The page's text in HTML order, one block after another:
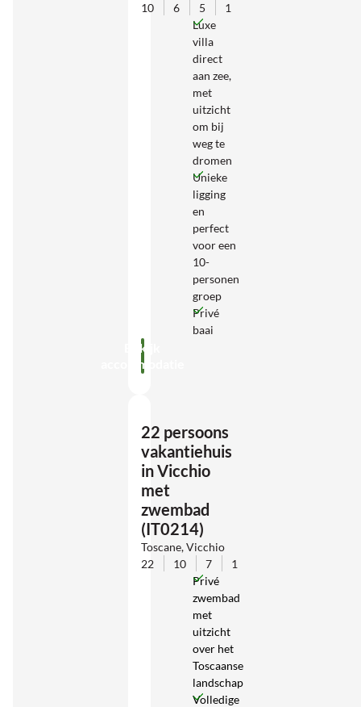
10
6 5
1
Luxe
villa
direct
aan zee,
met
uitzicht
om bij
weg te
dromen
Unieke
ligging
en
perfect
voor een
10-
personen
groep
Privé
baai
Bekijk
accommodatie
22 persoons
vakantiehuis
in Vicchio
met
zwembad
(IT0214)
Toscane, Vicchio
22
10 7
1
Privé
zwembad
met
uitzicht
over het
Toscaanse
landschap
Volledige